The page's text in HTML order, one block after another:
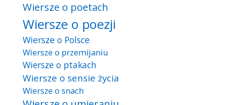
Wiersze o poetach
Wiersze o poezji
Wiersze o Polsce
Wiersze o przemijaniu
Wiersze o ptakach
Wiersze o sensie życia
Wiersze o snach